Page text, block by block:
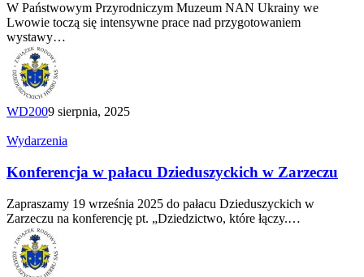
W Państwowym Przyrodniczym Muzeum NAN Ukrainy we
Lwowie toczą się intensywne prace nad przygotowaniem
wystawy…
WD2009 sierpnia, 2025
Konferencja
Dzieduszyckich
w Zarzeczu
Wydarzenia
Konferencja w pałacu Dzieduszyckich w Zarzeczu
Zapraszamy 19 września 2025 do pałacu Dzieduszyckich w
Zarzeczu na konferencję pt. „Dziedzictwo, które łączy.…